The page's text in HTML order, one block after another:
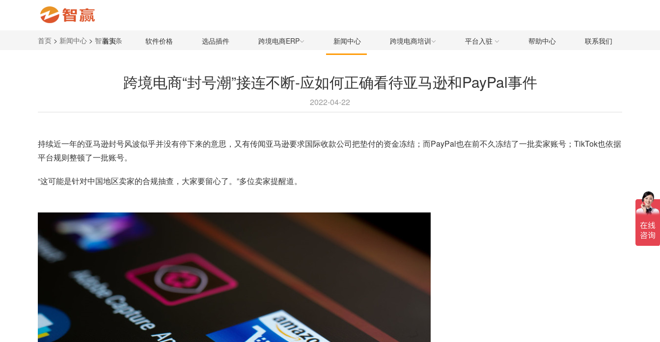
首页 软件价格 选品插件 跨境电商ERP 新闻中心 跨境电商培训 平台入驻 帮助中心 联系我们
首页 > 新闻中心 > 智赢头条
跨境电商“封号潮”接连不断-应如何正确看待亚马逊和PayPal事件
2022-04-22
持续近一年的亚马逊封号风波似乎并没有停下来的意思，又有传闻亚马逊要求国际收款公司把垫付的资金冻结；而PayPal也在前不久冻结了一批卖家账号；TikTok也依据
平台规则整顿了一批账号。
“这可能是针对中国地区卖家的合规抽查，大家要留心了。”多位卖家提醒道。